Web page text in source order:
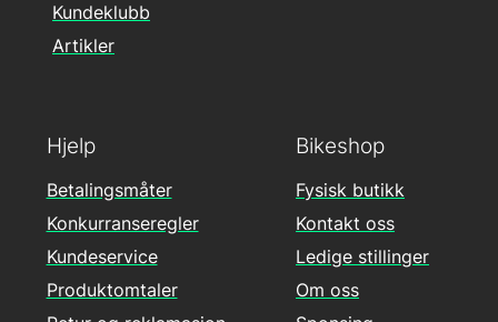
Hjelp
Betalingsmåter
Konkurranseregler
Kundeservice
Produktomtaler
Kundeklubb
Artikler
Bikeshop
Fysisk butikk
Kontakt oss
Ledige stillinger
Om oss